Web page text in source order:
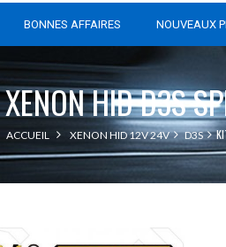
BONNES AFFAIRES NOUVEAUX
HID D3S
ACCUEIL XENON HID 12V 24V D3S